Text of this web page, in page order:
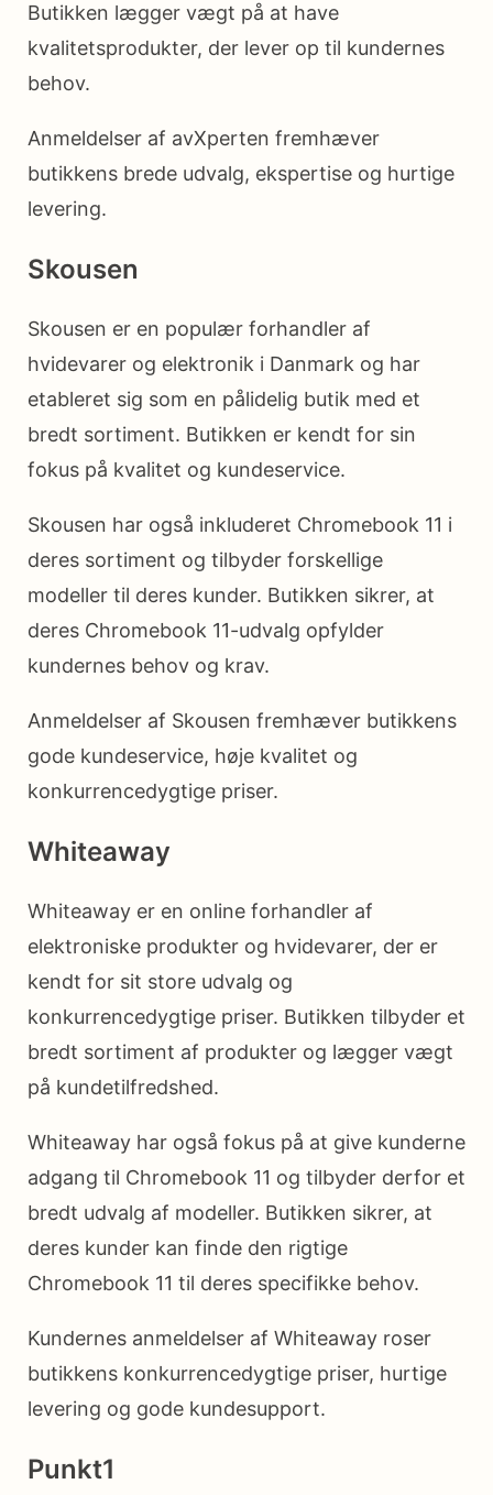
Butikken lægger vægt på at have
kvalitetsprodukter, der lever op til kundernes
behov.
Anmeldelser af avXperten fremhæver
butikkens brede udvalg, ekspertise og hurtige
levering.
Skousen
Skousen er en populær forhandler af
hvidevarer og elektronik i Danmark og har
etableret sig som en pålidelig butik med et
bredt sortiment. Butikken er kendt for sin
fokus på kvalitet og kundeservice.
Skousen har også inkluderet Chromebook 11 i
deres sortiment og tilbyder forskellige
modeller til deres kunder. Butikken sikrer, at
deres Chromebook 11-udvalg opfylder
kundernes behov og krav.
Anmeldelser af Skousen fremhæver butikkens
gode kundeservice, høje kvalitet og
konkurrencedygtige priser.
Whiteaway
Whiteaway er en online forhandler af
elektroniske produkter og hvidevarer, der er
kendt for sit store udvalg og
konkurrencedygtige priser. Butikken tilbyder et
bredt sortiment af produkter og lægger vægt
på kundetilfredshed.
Whiteaway har også fokus på at give kunderne
adgang til Chromebook 11 og tilbyder derfor et
bredt udvalg af modeller. Butikken sikrer, at
deres kunder kan finde den rigtige
Chromebook 11 til deres specifikke behov.
Kundernes anmeldelser af Whiteaway roser
butikkens konkurrencedygtige priser, hurtige
levering og gode kundesupport.
Punkt1